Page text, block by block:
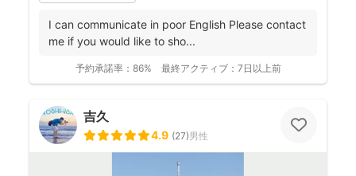
I can communicate in poor English Please contact
me if you would like to sho...
予約承諾率： 86% 最終アクティブ： 7日以上前
吉久
4.9 (27)男性